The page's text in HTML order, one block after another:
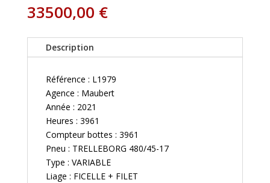
33500,00 €
Description
Référence : L1979
Agence : Maubert
Année : 2021
Heures : 3961
Compteur bottes : 3961
Pneu : TRELLEBORG 480/45-17
Type : VARIABLE
Liage : FICELLE + FILET